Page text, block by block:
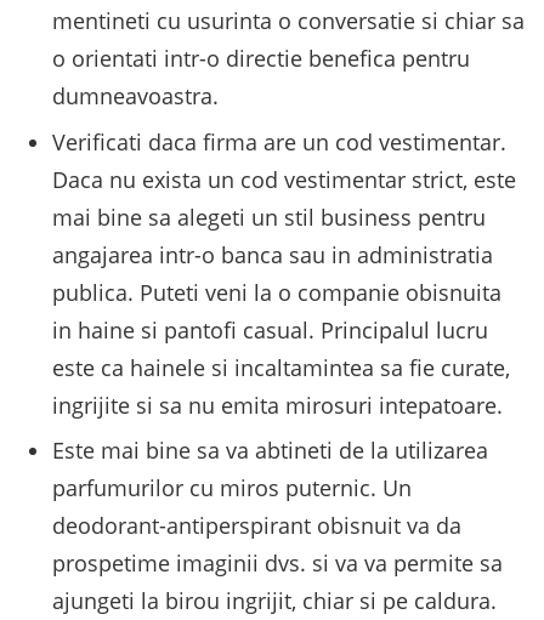
mentineti cu usurinta o conversatie si chiar sa
o orientati intr-o directie benefica pentru
dumneavoastra.
Verificati daca firma are un cod vestimentar.
Daca nu exista un cod vestimentar strict, este
mai bine sa alegeti un stil business pentru
angajarea intr-o banca sau in administratia
publica. Puteti veni la o companie obisnuita
in haine si pantofi casual. Principalul lucru
este ca hainele si incaltamintea sa fie curate,
ingrijite si sa nu emita mirosuri intepatoare.
Este mai bine sa va abtineti de la utilizarea
parfumurilor cu miros puternic. Un
deodorant-antiperspirant obisnuit va da
prospetime imaginii dvs. si va va permite sa
ajungeti la birou ingrijit, chiar si pe caldura.